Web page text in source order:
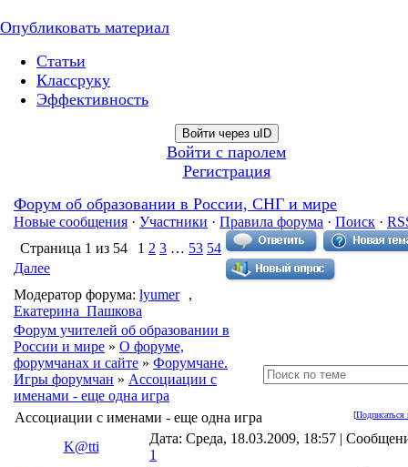
Опубликовать материал
Статьи
Классруку
Эффективность
Войти через uID
Войти с паролем
Регистрация
Форум об образовании в России, СНГ и мире
Новые сообщения · Участники · Правила форума · Поиск ·
Страница 1 из 54 1 2 3 … 53 54
Далее
Модератор форума: lyumer
,
Екатерина_Пашкова
Форум учителей об образовании в
России и мире » О форуме,
форумчанах и сайте » Форумчане.
Игры форумчан » Ассоциации с
именами - еще одна игра
[Подписаться
Ассоциации с именами - еще одна игра
K@tti
Дата: Среда, 18.03.2009, 18:57 |
1